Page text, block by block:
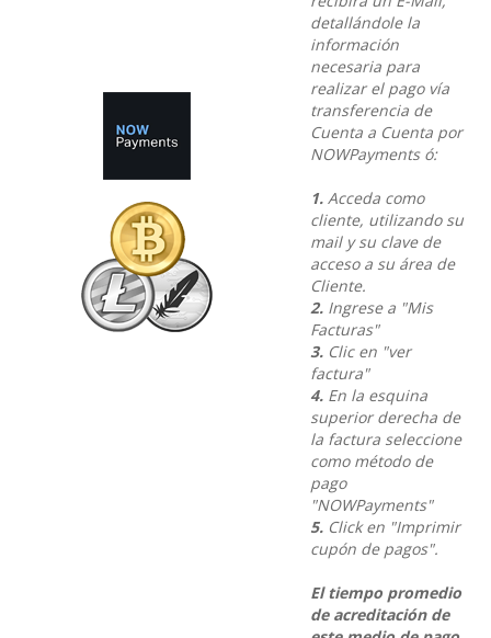
detallándole la
información
necesaria para
realizar el pago vía
transferencia de
Cuenta a Cuenta por
NOWPayments ó:
1.Acceda como
cliente, utilizando su
mail y su clave de
acceso a su área de
Cliente.
2.Ingrese a "Mis
Facturas"
3.Clic en "ver
factura"
4.En la esquina
superior derecha de
la factura seleccione
como método de
pago
"NOWPayments"
5.Click en "Imprimir
cupón de pagos".
El tiempo promedio
de acreditación de